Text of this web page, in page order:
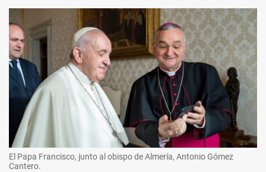
El Papa Francisco, junto al obispo de Almería, Antonio Gómez
Cantero.